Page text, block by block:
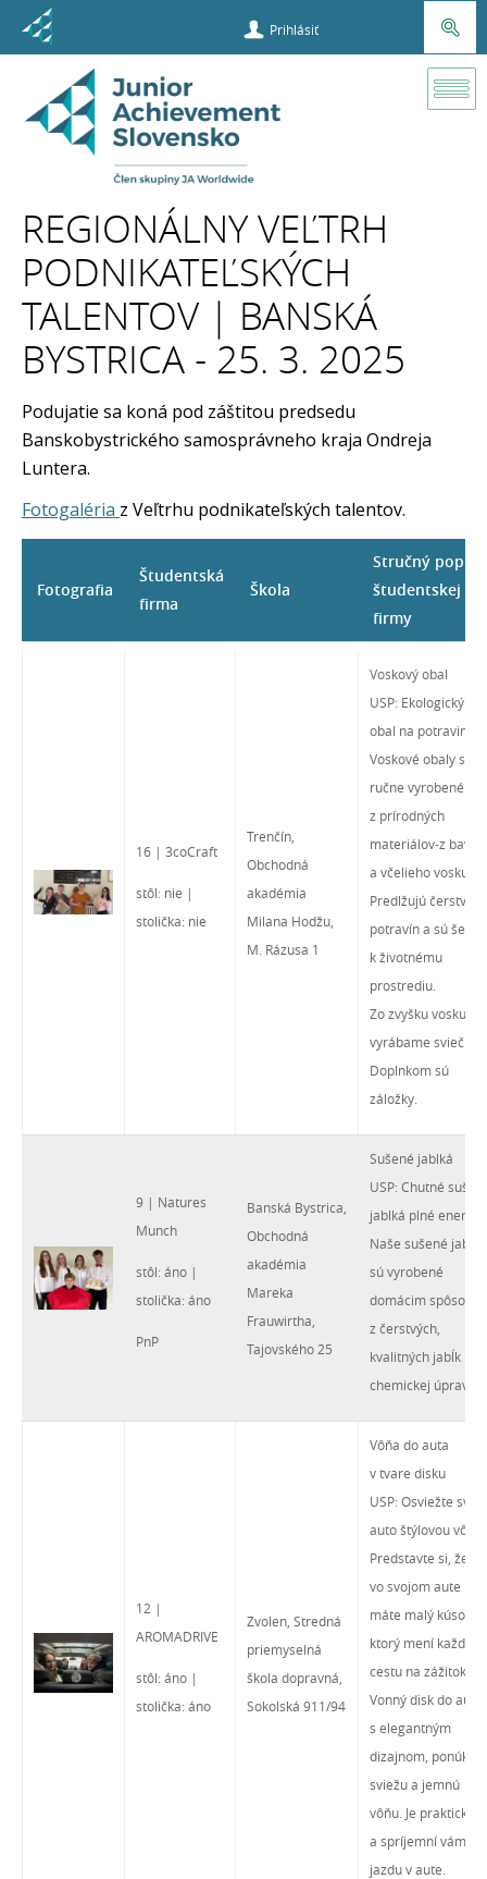
Prihlásiť
Súťažné
tímy
Súťažné
25. 3. 2025
REGIONÁLNY VEĽTRH
PODNIKATEĽSKÝCH
TALENTOV | BANSKÁ
BYSTRICA - 25. 3. 2025
Podujatie sa koná pod záštitou predsedu
Banskobystrického samosprávneho kraja Ondreja
Luntera.
Fotogaléria z Veľtrhu podnikateľských talentov.
Fotografia
Študentská
firma
Škola
Stručný popis
študentskej
firmy
16 | 3coCraft
stôl: nie |
stolička: nie
Trenčín,
Obchodná
akadémia
Milana Hodžu,
M. Rázusa 1
Voskový obal
USP: Ekologický
obal na potraviny
Voskové obaly sú
ručne vyrobené
z prírodných
materiálov-z bavlny
a včelieho vosku.
Predlžujú čerstvosť
potravín a sú
k životnému
prostrediu.
Zo zvyšku vosku
vyrábame sviečky.
Doplnkom sú
záložky.
9 | Natures
Munch
stôl: áno |
stolička: áno
PnP
Banská Bystrica,
Obchodná
akadémia
Mareka
Frauwirtha,
Tajovského 25
Sušené jablká
USP: Chutné
jablká plné energie
Naše sušené jablká
sú vyrobené
domácim
z čerstvých,
kvalitných jabĺk bez
chemickej úpravy.
12 |
AROMADRIVE
stôl: áno |
stolička: áno
Zvolen, Stredná
priemyselná
škola dopravná,
Sokolská 911/94
Vôňa do auta
v tvare disku
USP: Osviežte svoje
auto štýlovou
Predstavte si, že
vo svojom aute
máte malý kúsok,
ktorý mení každú
cestu na zážitok.
Vonný disk do auta
s elegantným
dizajnom, ponúka
sviežu a jemnú
vôňu. Je praktický
a spríjemní vám
jazdu v aute.